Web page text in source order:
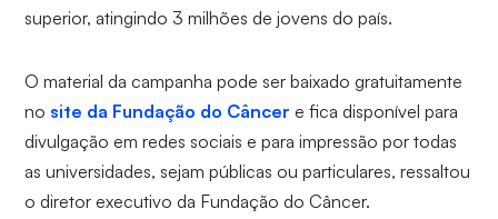
superior, atingindo 3 milhões de jovens do país.
O material da campanha pode ser baixado gratuitamente
no site da Fundação do Câncer e fica disponível para
divulgação em redes sociais e para impressão por todas
as universidades, sejam públicas ou particulares, ressaltou
o diretor executivo da Fundação do Câncer.